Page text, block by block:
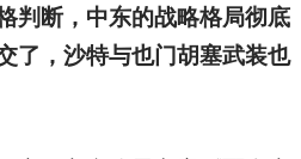
判断，中东的战略格局彻底
了，沙特与也门胡塞武装也